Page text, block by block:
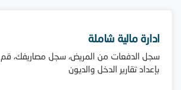
ادارة مالية شاملة
سجل الدفعات من المريض، سجل مصاريفك، قم
بإعداد تقارير الدخل والديون